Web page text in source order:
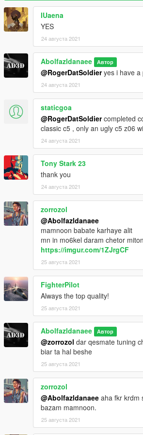
Visit my Discord for information on new
IUaena
YES
24 августа 2021
Abolfazldanaee Автор
@RogerDatSoldieryes i have a
24 августа 2021
staticgoa
@RogerDatSoldiercompleted
classic c5 , only an ugly c5 z06
24 августа 2021
Tony Stark 23
thank you
24 августа 2021
zorrozol
@Abolfazldanaee
mamnoon babate karhaye alit
mn in mo6kel daram chetor
https://imgur.com/1ZJrgCF
25 августа 2021
FighterPilot
Always the top quality!
25 августа 2021
Abolfazldanaee Автор
@zorrozol dar qesmate tuning
biar ta hal beshe
25 августа 2021
zorrozol
@Abolfazldanaee aha fkr krdm
bazam mamnoon.
25 августа 2021